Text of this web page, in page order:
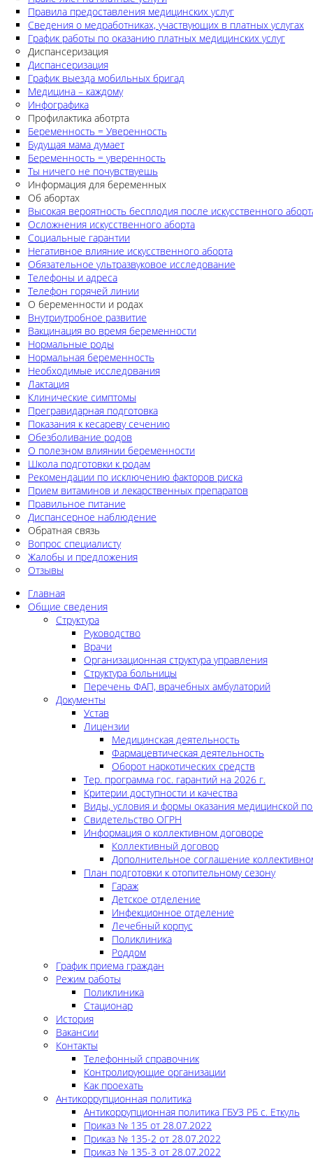
Правила предоставления медицинских услуг
Сведения о медработниках, участвующих в платных услугах
График работы по оказанию платных медицинских услуг
Диспансеризация
Диспансеризация
График выезда мобильных бригад
Медицина – каждому
Инфографика
Профилактика аботрта
Беременность = Уверенность
Будущая мама думает
Беременность = уверенность
Ты ничего не почувствуешь
Информация для беременных
Об абортах
Высокая вероятность бесплодия после искусственного
Осложнения искусственного аборта
Социальные гарантии
Негативное влияние искусственного аборта
Обязательное ультразвуковое исследование
Телефоны и адреса
Телефон горячей линии
О беременности и родах
Внутриутробное развитие
Вакцинация во время беременности
Нормальные роды
Нормальная беременность
Необходимые исследования
Лактация
Клинические симптомы
Прегравидарная подготовка
Показания к кесареву сечению
Обезболивание родов
О полезном влиянии беременности
Школа подготовки к родам
Рекомендации по исключению факторов риска
Прием витаминов и лекарственных препаратов
Правильное питание
Диспансерное наблюдение
Обратная связь
Вопрос специалисту
Жалобы и предложения
Отзывы
Главная
Общие сведения
Структура
Руководство
Врачи
Организационная структура управления
Структура больницы
Перечень ФАП, врачебных амбулаторий
Документы
Устав
Лицензии
Медицинская деятельность
Фармацевтическая деятельность
Оборот наркотических средств
Тер. программа гос. гарантий на 2026 г.
Критерии доступности и качества
Виды, условия и формы оказания медицинской
Свидетельство ОГРН
Информация о коллективном договоре
Коллективный договор
Дополнительное соглашение
План подготовки к отопительному сезону
Гараж
Детское отделение
Инфекционное отделение
Лечебный корпус
Поликлиника
Роддом
График приема граждан
Режим работы
Поликлиника
Стационар
История
Вакансии
Контакты
Телефонный справочник
Контролирующие организации
Как проехать
Антикоррупционная политика
Антикоррупционная политика ГБУЗ РБ с. Еткуль
Приказ № 135 от 28.07.2022
Приказ № 135-2 от 28.07.2022
Приказ № 135-3 от 28.07.2022